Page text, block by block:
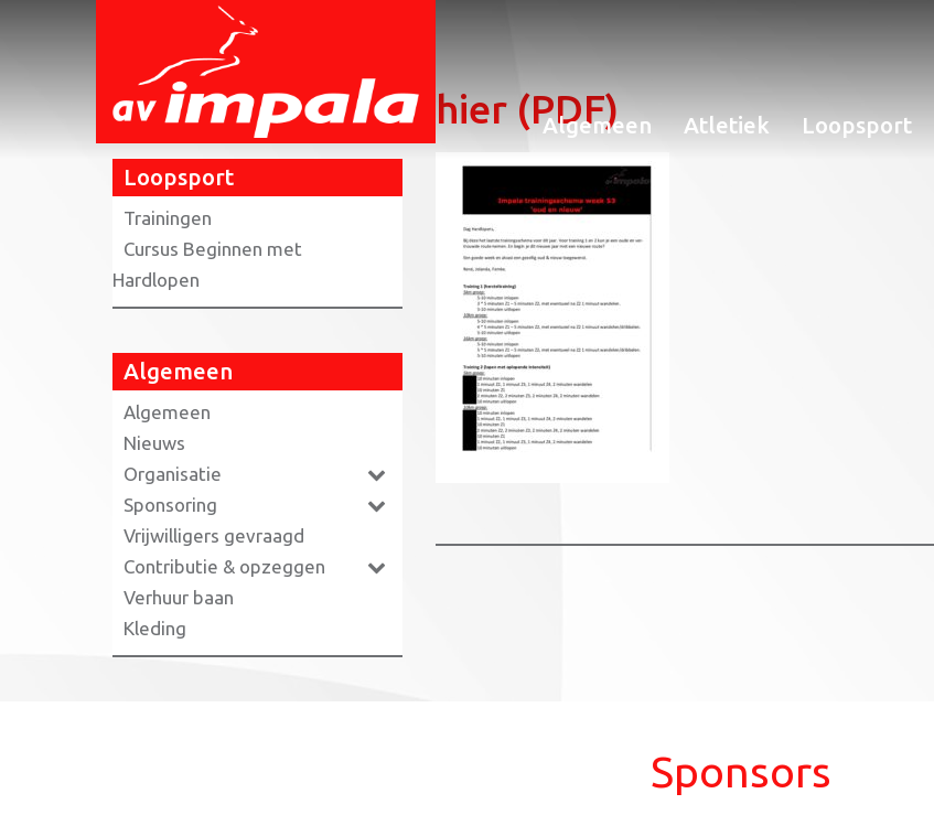
Algemeen Atletiek Loopsport
Loopsport
Loopsport
Trainingen
Cursus Beginnen met
Hardlopen
Algemeen
Algemeen
Nieuws
Organisatie
Sponsoring
Vrijwilligers gevraagd
Contributie & opzeggen
Verhuur baan
Kleding
hier (PDF)
Sponsors